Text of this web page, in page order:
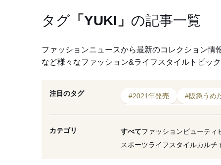
タグ 「YUKI」 の記事一覧
ファッションニュースから最新のコレクション
など様々なファッション&ライフスタイルトピッ
注目のタグ #2021年発売 #阪急うめ
#ヴォーグ
#マットリップ
#アイシャドウパレット
カテゴリ すべてファッションビューティ
スポーツライフスタイルカルチ